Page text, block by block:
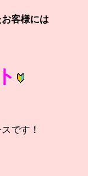
客様には
です！